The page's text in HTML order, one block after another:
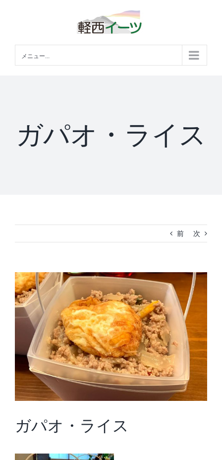
メニュー...
ガパオ・ライス
前 次
View
Larger
Image
ガパオ・ライス